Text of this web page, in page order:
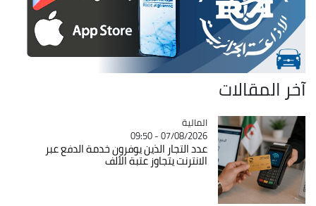
آخر المقالات
Catégorie
المالية
07/08/2026 - 09:50
عدد التجار الذين يوفرون خدمة الدفع عبر
الانترنت يتجاوز عتبة الألف